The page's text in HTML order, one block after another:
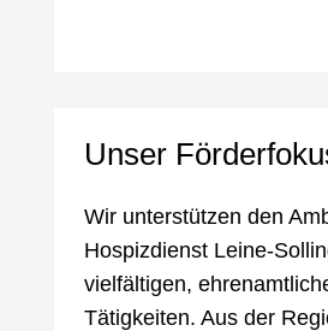
Unser
Wir unterstützen den
Hospizdienst Leine-
vielfältigen,
Tätigkeiten. Aus der